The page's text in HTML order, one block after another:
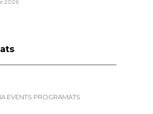
2026
EVENTS PROGRAMATS